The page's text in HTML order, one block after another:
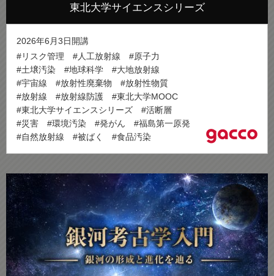
東北大学サイエンスシリーズ
2026年6月3日開講
#リスク管理
#人工放射線
#原子力
#土壌汚染
#地球科学
#大地放射線
#宇宙線
#放射性廃棄物
#放射性物質
#放射線
#放射線防護
#東北大学MOOC
#東北大学サイエンスシリーズ
#活断層
#災害
#環境汚染 #発がん
#福島第一原発
#自然放射線
#被ばく #食品汚染